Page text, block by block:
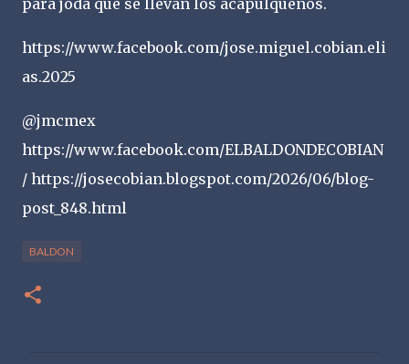
para joda que se llevan los acapulqueños.
https://www.facebook.com/jose.miguel.cobian.eli
as.2025
@jmcmex
https://www.facebook.com/ELBALDONDECOBIAN
/ https://josecobian.blogspot.com/2026/06/blog-
post_848.html
BALDON